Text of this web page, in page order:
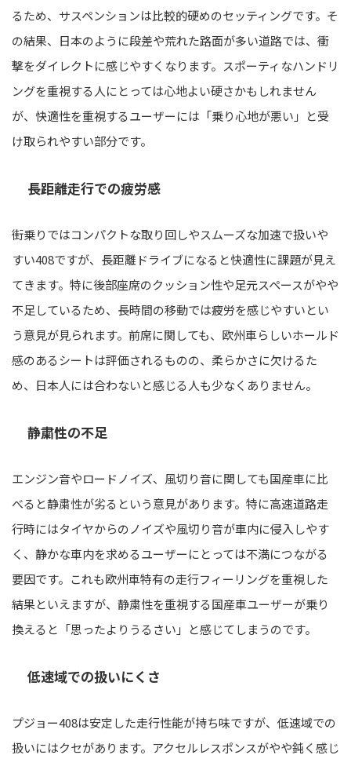
るため、サスペンションは比較的硬めのセッティングです。そ
の結果、日本のように段差や荒れた路面が多い道路では、衝
撃をダイレクトに感じやすくなります。スポーティなハンドリ
ングを重視する人にとっては心地よい硬さかもしれません
が、快適性を重視するユーザーには「乗り心地が悪い」と受
け取られやすい部分です。
長距離走行での疲労感
街乗りではコンパクトな取り回しやスムーズな加速で扱いや
すい408ですが、長距離ドライブになると快適性に課題が見え
てきます。特に後部座席のクッション性や足元スペースがやや
不足しているため、長時間の移動では疲労を感じやすいとい
う意見が見られます。前席に関しても、欧州車らしいホールド
感のあるシートは評価されるものの、柔らかさに欠けるた
め、日本人には合わないと感じる人も少なくありません。
静粛性の不足
エンジン音やロードノイズ、風切り音に関しても国産車に比
べると静粛性が劣るという意見があります。特に高速道路走
行時にはタイヤからのノイズや風切り音が車内に侵入しやす
く、静かな車内を求めるユーザーにとっては不満につながる
要因です。これも欧州車特有の走行フィーリングを重視した
結果といえますが、静粛性を重視する国産車ユーザーが乗り
換えると「思ったよりうるさい」と感じてしまうのです。
低速域での扱いにくさ
プジョー408は安定した走行性能が持ち味ですが、低速域での
扱いにはクセがあります。アクセルレスポンスがやや鈍く感じ